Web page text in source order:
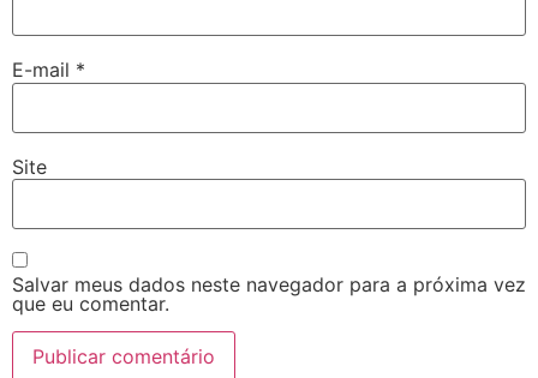
E-mail *
Site
Salvar meus dados neste navegador para a próxima vez
que eu comentar.